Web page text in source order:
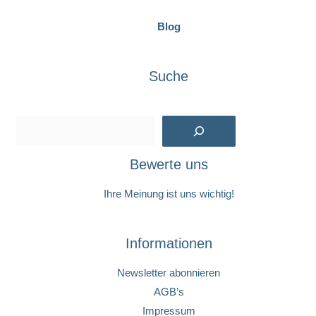
Blog
Suche
Bewerte uns
Ihre Meinung ist uns wichtig!
Informationen
Newsletter abonnieren
AGB’s
Impressum